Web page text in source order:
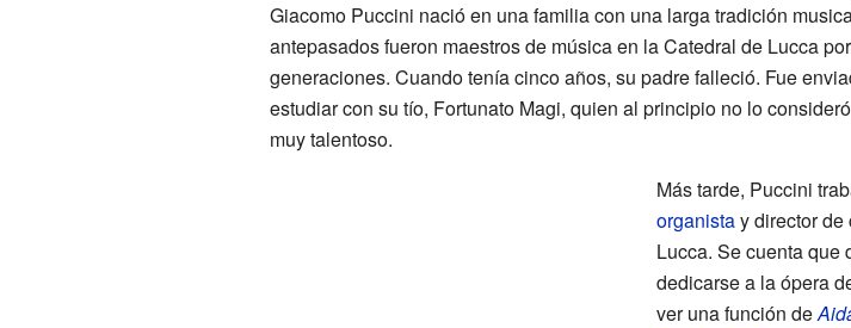
Giacomo Puccini nació en una familia con una larga tradición
antepasados fueron maestros de música en la Catedral de Lucca
generaciones. Cuando tenía cinco años, su padre falleció. Fue
estudiar con su tío, Fortunato Magi, quien al principio no lo
muy talentoso.
Más tarde, Puccini
organistay director de
Lucca. Se cuenta que
dedicarse a la ópera
ver una función de